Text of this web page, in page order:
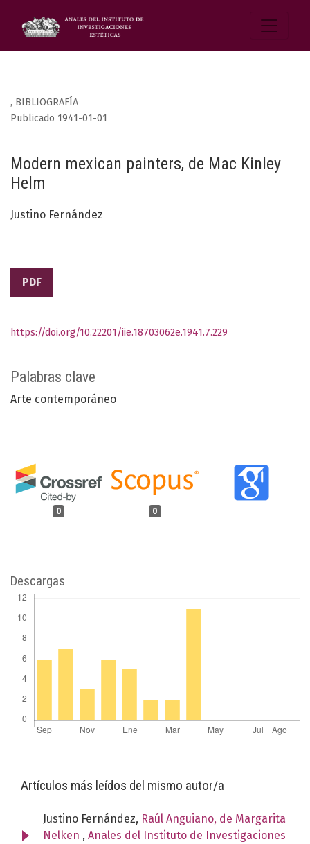
, BIBLIOGRAFÍA
Modern mexican painters, de Mac Kinley
Helm
Publicado 1941-01-01
Justino Fernández
PDF
Palabras clave
Arte contemporáneo
0 0
https://doi.org/10.22201/iie.18703062e.1941.7.229
Descargas
Artículos más leídos del mismo autor/a
Justino Fernández, Raúl Anguiano, de Margarita
Nelken , Anales del Instituto de Investigaciones